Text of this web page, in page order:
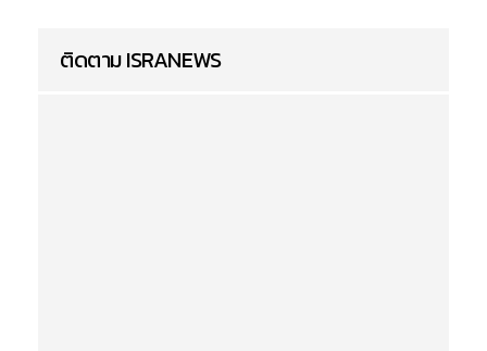
ติดตาม ISRANEWS